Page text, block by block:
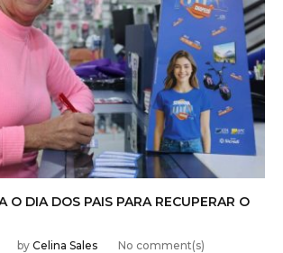
O DIA DOS PAIS PARA RECUPERAR O
by Celina Sales No comment(s)